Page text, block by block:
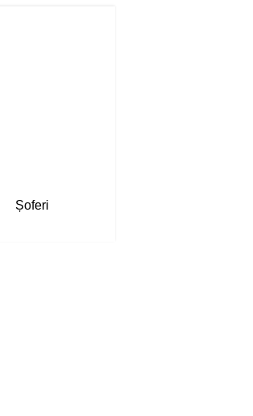
Șoferi